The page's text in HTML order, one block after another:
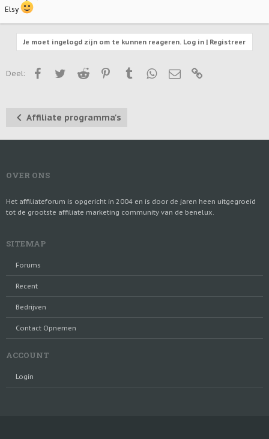
Elsy
Je moet ingelogd zijn om te kunnen reageren. Log in | Registreer
Deel: FacebookTwitterReddit PinterestTumblrWhatsApp
E-mail
Affiliate programma's
OVER ONS
Het affiliateforum is opgericht in 2004 en is door de jaren heen uitgegroeid
tot de grootste affiliate marketing community van de benelux.
SITEMAP
Forums
Recent
Bedrijven
Contact Opnemen
ACCOUNT
Login